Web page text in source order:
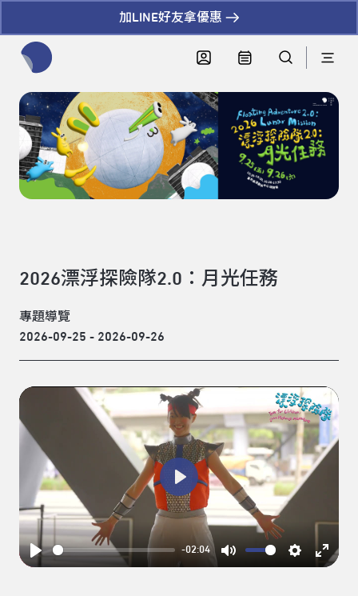
加LINE好友拿優惠
2026漂浮探險隊2.0：月光任務
專題導覽
2026-09-25 - 2026-09-26
Play
-02:04
Mute SettingsEnter
Play